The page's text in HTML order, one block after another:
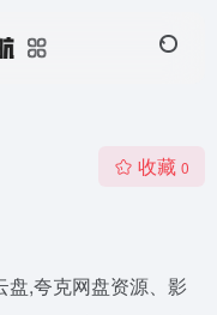
收藏 0
盘,夸克网盘资源、影